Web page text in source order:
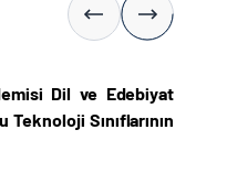
Dil ve Edebiyat
Sınıflarının